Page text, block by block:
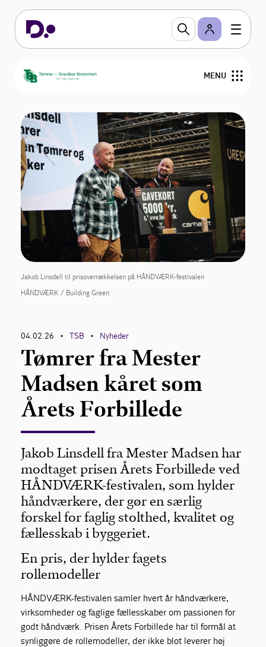
MENU
Om TSB
Medlemstilbud
Bliv medlem
Nyheder
Kurser og Gå-hjem-møder
Medlemmer
Kontakt
Jakob Linsdell til prisoverrækkelsen på HÅNDVÆRK-festivalen
HÅNDVÆRK / Building Green
04.02.26 • TSB • Nyheder
Tømrer fra Mester
Madsen kåret som
Årets Forbillede
Jakob Linsdell fra Mester Madsen har
modtaget prisen Årets Forbillede ved
HÅNDVÆRK-festivalen, som hylder
håndværkere, der gør en særlig
forskel for faglig stolthed, kvalitet og
fællesskab i byggeriet.
En pris, der hylder fagets
rollemodeller
HÅNDVÆRK-festivalen samler hvert år håndværkere,
virksomheder og faglige fællesskaber om passionen for
godt håndværk. Prisen Årets Forbillede har til formål at
synliggøre de rollemodeller, der ikke blot leverer høj